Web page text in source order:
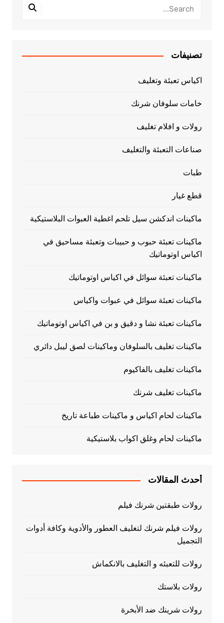
تصنيفات
اكياس تعبئة وتغليف
خامات سلوفان شرنك
رولات و افلام تغليف
صناعات التعبئة والتغليف
طبات
قطع غيار
ماكينات اندكشن سيل تلحم اغطية العبوات البلاستيكية
ماكينات تعبئة حبوب و حبيبات وتعبئة مساحيق في
اكياس اوتوماتيك
ماكينات تعبئة سوائل في اكياس اوتوماتيك
ماكينات تعبئة سوائل في عبوات واكياس
ماكينات تعبئة نشا و دقيق و بن في اكياس اوتوماتيك
ماكينات تغليف بالسلوفان وماكينات لصق ليبل دائري
ماكينات تغليف بالفاكيوم
ماكينات تغليف شرنك
ماكينات لحام اكياس و ماكينات طباعة تاريخ
ماكينات لحام وغلق اكواب بلاستيكية
أحدث المقالات
رولات طبقتين شرنك فيلم
رولات فيلم شرنك لتغليف العطور والأدوية وكافة أدوات
التجميل
رولات للتعبئه و التغليف بالانكماش
رولات بلاستك
رولات شرينك ضد الأبخرة